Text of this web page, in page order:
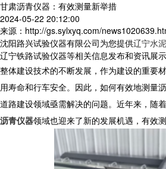
甘肃沥青仪器：有效测量新举措
2024-05-22 20:12:00
来源：http://gs.sylxyq.com/
沈阳路兴试验仪器有限公司为您提供辽宁水
辽宁铁路试验仪器等相关信息发布和资讯展
整体建设技术的不断发展，作为建设的重要
用寿命和行车安全。因此，如何有效地测量
道路建设领域亟需解决的问题。近年来，随
沥青仪器领域也迎来了新的发展机遇，有效